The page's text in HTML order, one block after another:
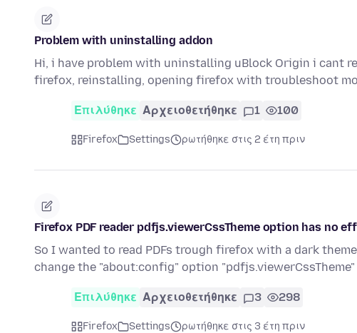
Problem with uninstalling addon
Hi, i have problem with uninstalling uBlock Origin i cant
firefox, reinstalling, opening firefox with troubleshoot
Επιλύθηκε Αρχειοθετήθηκε 1 100
Firefox Settings ρωτήθηκε στις 2 έτη πριν
Firefox PDF reader pdfjs.viewerCssTheme option has no
So I wanted to read PDFs trough firefox with a dark
change the "about:config" option "pdfjs.viewerCssTheme"
Επιλύθηκε Αρχειοθετήθηκε 3 298
Firefox Settings ρωτήθηκε στις 3 έτη πριν